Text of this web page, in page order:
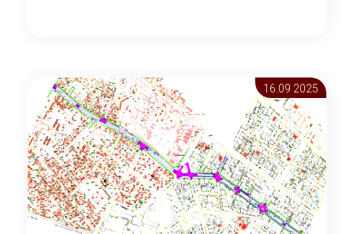
16.09 2025